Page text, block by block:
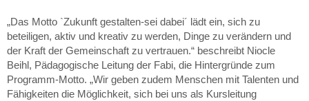
„Das Motto `Zukunft gestalten-sei dabei´ lädt ein, sich zu
beteiligen, aktiv und kreativ zu werden, Dinge zu verändern und
der Kraft der Gemeinschaft zu vertrauen.“ beschreibt Niocle
Beihl, Pädagogische Leitung der Fabi, die Hintergründe zum
Programm-Motto. „Wir geben zudem Menschen mit Talenten und
Fähigkeiten die Möglichkeit, sich bei uns als Kursleitung